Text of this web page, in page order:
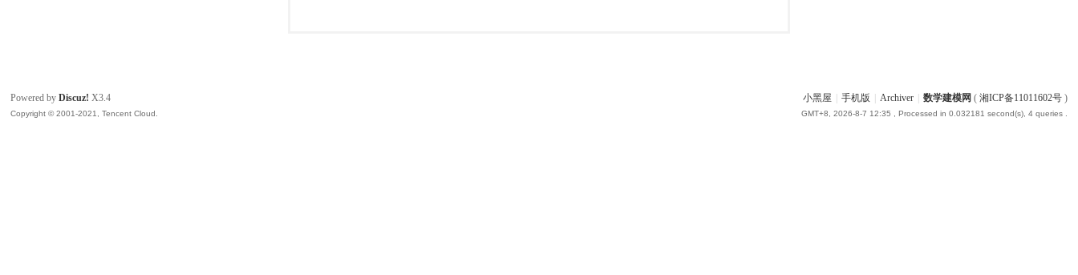
小黑屋 手机版 Archiver 数学建模网 ( 湘ICP备11011602号)
GMT+8, 2026-8-7 12:35 , Processed in 0.032181 second(s), 4 queries .
Powered byDiscuz! X3.4
Copyright © 2001-2021, Tencent Cloud.